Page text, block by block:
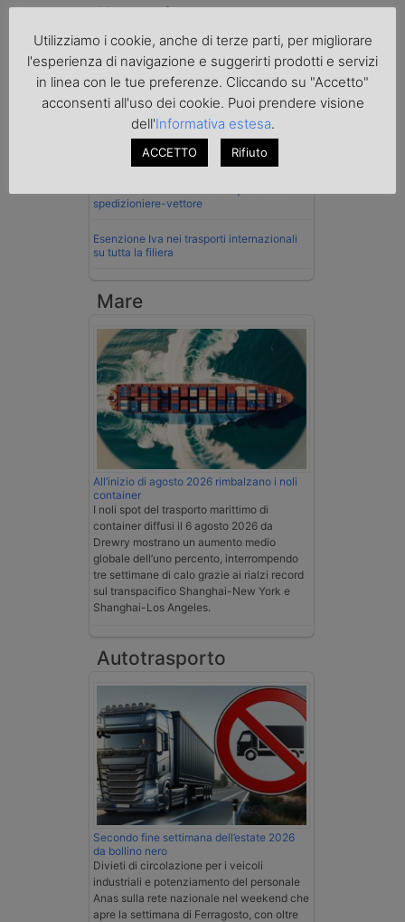
Normativa
La riforma del Codice della Strada punta
sull’autotrasporto
Imprenditore di Prato assolto per infortunio
col muletto
Cassazione conferma validità multe per
velocità col cronotachigrafo
spedizioniere-vettore
Esenzione Iva nei trasporti internazionali
su tutta la filiera
Mare
All’inizio di agosto 2026 rimbalzano i noli
container
I noli spot del trasporto marittimo di
container diffusi il 6 agosto 2026 da
Drewry mostrano un aumento medio
globale dell’uno percento, interrompendo
tre settimane di calo grazie ai rialzi record
sul transpacifico Shanghai-New York e
Shanghai-Los Angeles.
Autotrasporto
Secondo fine settimana dell’estate 2026
da bollino nero
Divieti di circolazione per i veicoli
industriali e potenziamento del personale
Anas sulla rete nazionale nel weekend che
apre la settimana di Ferragosto, con oltre
Utilizziamo i cookie, anche di terze parti, per migliorare
l'esperienza di navigazione e suggerirti prodotti e servizi
in linea con le tue preferenze. Cliccando su "Accetto"
acconsenti all'uso dei cookie. Puoi prendere visione
dell'Informativa estesa.
ACCETTO Rifiuto